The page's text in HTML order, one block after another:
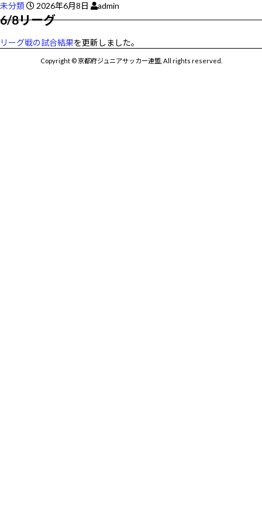
未分類 2026年6月8日 admin
6/8リーグ
リーグ戦の試合結果を更新しました。
Copyright © 京都府ジュニアサッカー連盟, All rights reserved.